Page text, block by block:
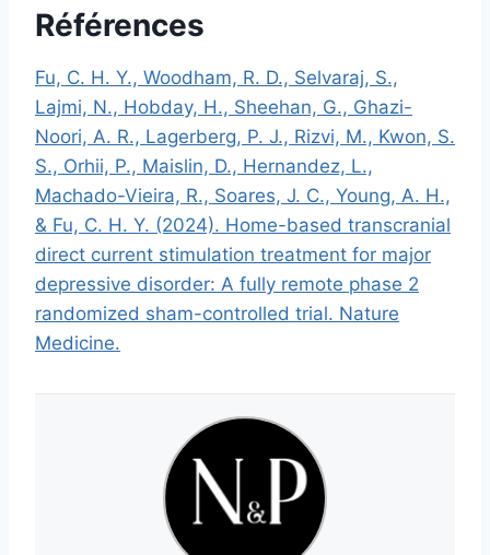
Références
Fu, C. H. Y., Woodham, R. D., Selvaraj, S.,
Lajmi, N., Hobday, H., Sheehan, G., Ghazi-
Noori, A. R., Lagerberg, P. J., Rizvi, M., Kwon, S.
S., Orhii, P., Maislin, D., Hernandez, L.,
Machado-Vieira, R., Soares, J. C., Young, A. H.,
& Fu, C. H. Y. (2024). Home-based transcranial
direct current stimulation treatment for major
depressive disorder: A fully remote phase 2
randomized sham-controlled trial. Nature
Medicine.